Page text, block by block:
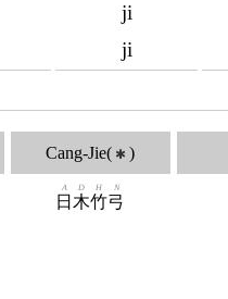
ji
ji
Cang-Jie( ✱ )
日
A
木
D
竹
H
弓
N